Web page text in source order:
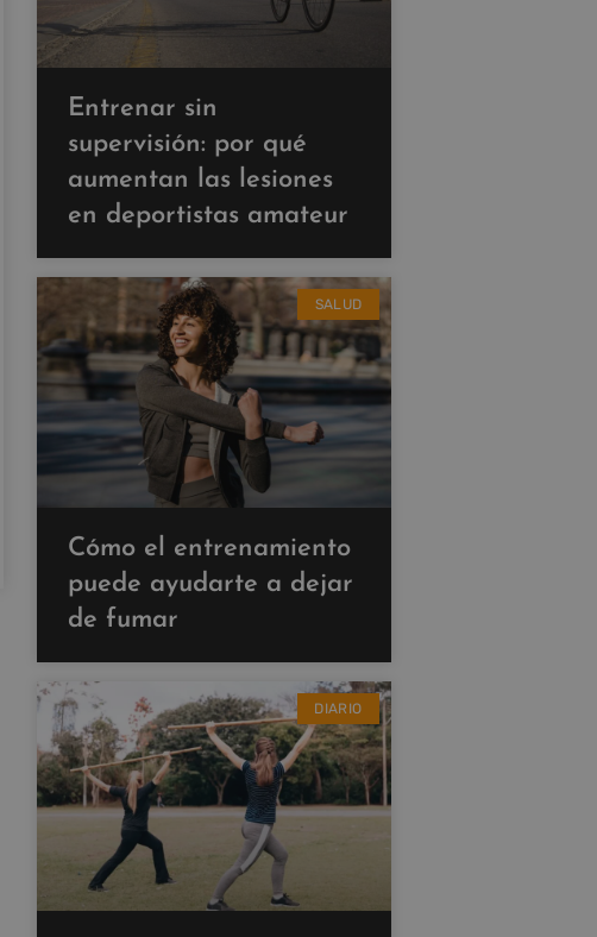
Entrenar sin
supervisión: por qué
aumentan las lesiones
en deportistas amateur
SALUD
Cómo el entrenamiento
puede ayudarte a dejar
de fumar
DIARIO